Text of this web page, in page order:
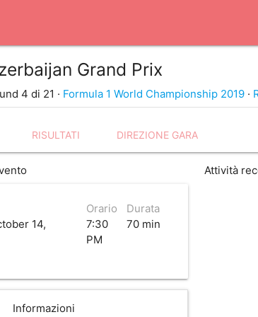
Grand Prix
4 di 21 · Formula 1 World Championship 2019·
RISULTATI DIREZIONE GARA
14,
Orario
7:30
PM
Durata
70 min
Informazioni
Attività